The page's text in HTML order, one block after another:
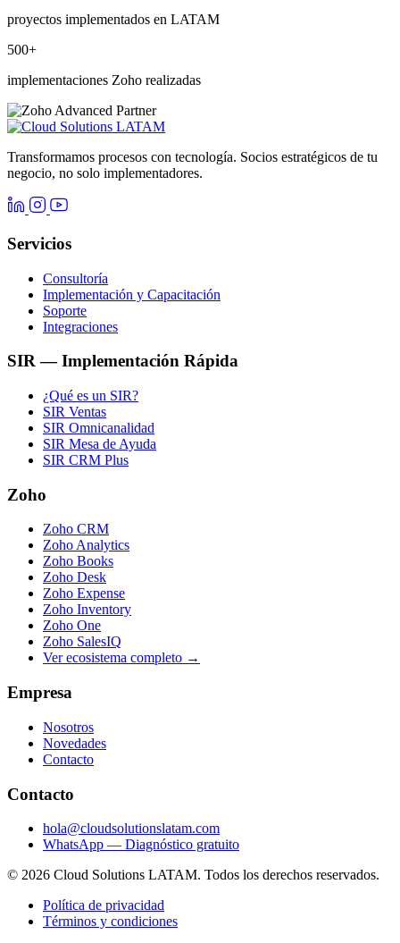
proyectos implementados en LATAM
500+
implementaciones Zoho realizadas
Transformamos procesos con tecnología. Socios estratégicos de tu
negocio, no solo implementadores.
Servicios
Consultoría
Implementación y Capacitación
Soporte
Integraciones
SIR — Implementación Rápida
¿Qué es un SIR?
SIR Ventas
SIR Omnicanalidad
SIR Mesa de Ayuda
SIR CRM Plus
Zoho
Zoho CRM
Zoho Analytics
Zoho Books
Zoho Desk
Zoho Expense
Zoho Inventory
Zoho One
Zoho SalesIQ
Ver ecosistema completo →
Empresa
Nosotros
Novedades
Contacto
Contacto
hola@cloudsolutionslatam.com
WhatsApp — Diagnóstico gratuito
© 2026 Cloud Solutions LATAM. Todos los derechos reservados.
Política de privacidad
Términos y condiciones